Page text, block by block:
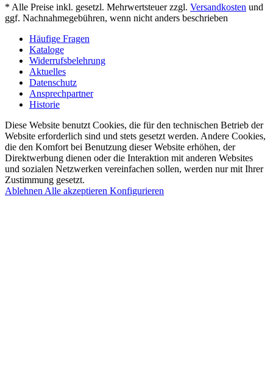
* Alle Preise inkl. gesetzl. Mehrwertsteuer zzgl. Versandkosten und
ggf. Nachnahmegebühren, wenn nicht anders beschrieben
Häufige Fragen
Kataloge
Widerrufsbelehrung
Aktuelles
Datenschutz
Ansprechpartner
Historie
Diese Website benutzt Cookies, die für den technischen Betrieb der
Website erforderlich sind und stets gesetzt werden. Andere Cookies,
die den Komfort bei Benutzung dieser Website erhöhen, der
Direktwerbung dienen oder die Interaktion mit anderen Websites
und sozialen Netzwerken vereinfachen sollen, werden nur mit Ihrer
Zustimmung gesetzt.
Ablehnen Alle akzeptieren Konfigurieren